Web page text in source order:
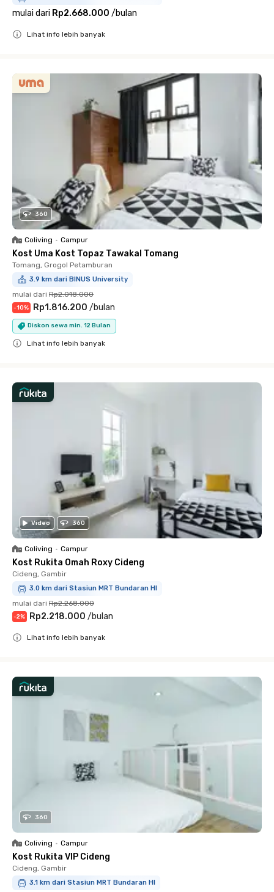
mulai dari Rp2.668.000 /bulan
Lihat info lebih banyak
360
Coliving • Campur
Kost Uma Kost Topaz Tawakal Tomang
Tomang, Grogol Petamburan
3.9 km dari BINUS University
mulai dari Rp2.018.000
-10% Rp1.816.200 /bulan
Diskon sewa min. 12 Bulan
Lihat info lebih banyak
Video 360
Coliving • Campur
Kost Rukita Omah Roxy Cideng
Cideng, Gambir
3.0 km dari Stasiun MRT Bundaran HI
mulai dari Rp2.268.000
-2% Rp2.218.000 /bulan
Lihat info lebih banyak
360
Coliving • Campur
Kost Rukita VIP Cideng
Cideng, Gambir
3.1 km dari Stasiun MRT Bundaran HI